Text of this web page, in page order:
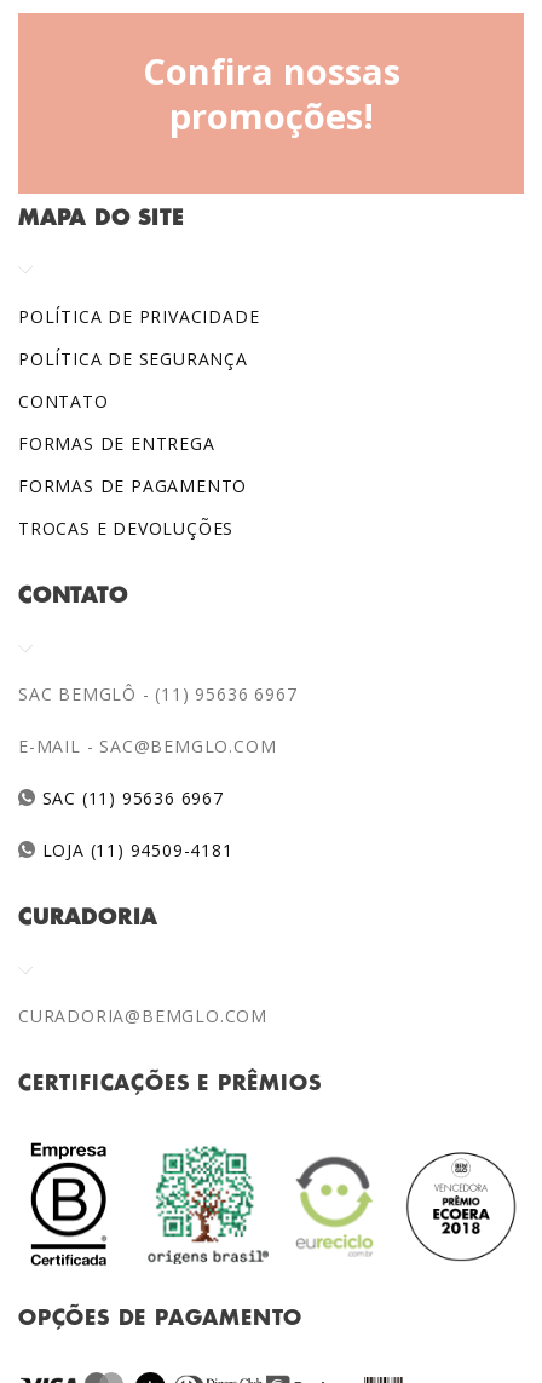
Confira nossas
promoções!
MAPA DO SITE
POLÍTICA DE PRIVACIDADE
POLÍTICA DE SEGURANÇA
CONTATO
FORMAS DE ENTREGA
FORMAS DE PAGAMENTO
TROCAS E DEVOLUÇÕES
CONTATO
SAC BEMGLÔ - (11) 95636 6967
E-MAIL - SAC@BEMGLO.COM
SAC (11) 95636 6967
LOJA (11) 94509-4181
CURADORIA
CURADORIA@BEMGLO.COM
CERTIFICAÇÕES E PRÊMIOS
OPÇÕES DE PAGAMENTO